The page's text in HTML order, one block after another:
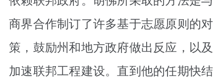
商界合作制订了许多基于志愿原则的对
策，鼓励州和地方政府做出反应，以及
加速联邦工程建设。直到他的任期快结